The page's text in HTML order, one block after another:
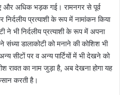
और अधिक भड़क गई। रामनगर से पूर्व
प्रत्याशी के रूप में नामांकन किया
भी निर्दलीय प्रत्याशी के रूप में अपना
संध्या डालाकोटी को मनाने की कोशिश भी
सीटों पर व अन्य पार्टियों में भी देखने को
रावत का नाम जुड़ा है, अब देखना होगा यह
करती है।